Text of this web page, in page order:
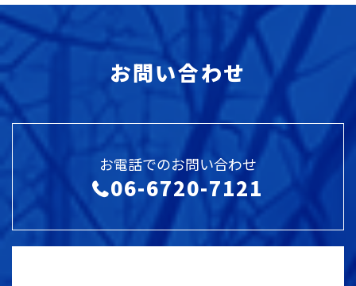
お問い合わせ
お電話でのお問い合わせ
06-6720-7121